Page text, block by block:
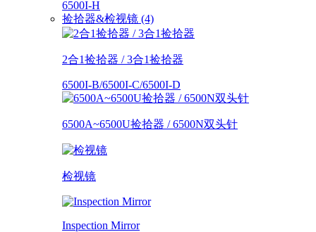
6500I-H
捡拾器&检视镜 (4)
2合1捡拾器 / 3合1捡拾器
6500I-B/6500I-C/6500I-D
6500A~6500U捡拾器 / 6500N双头针
检视镜
Inspection Mirror